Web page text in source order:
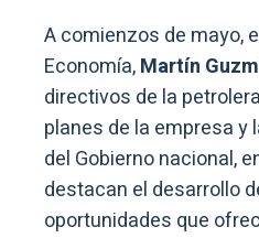
A comienzos de mayo,
Economía,Martín
directivos de la
planes de la empresa y
del Gobierno nacional,
destacan el desarrollo
oportunidades que